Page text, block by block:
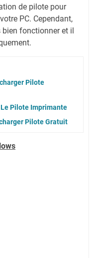
de pilote pour
PC. Cependant,
bien fonctionner et il
Pilote
Le Pilote Imprimante
Pilote Gratuit